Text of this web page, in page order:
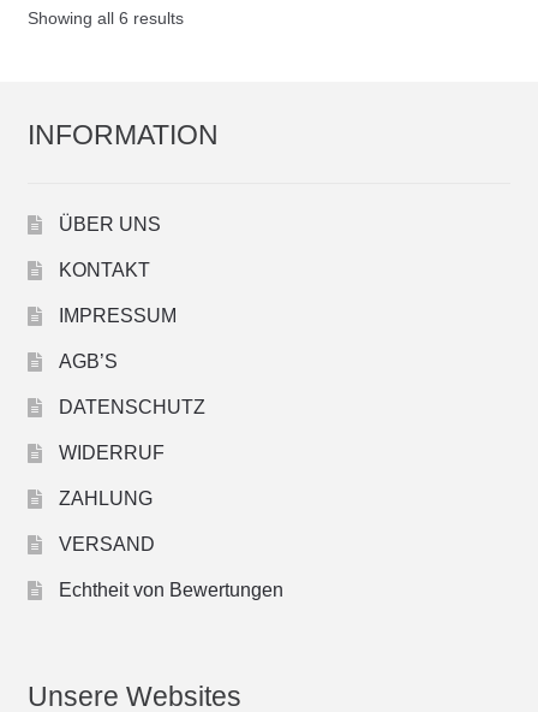
Showing all 6 results
INFORMATION
ÜBER UNS
KONTAKT
IMPRESSUM
AGB’S
DATENSCHUTZ
WIDERRUF
ZAHLUNG
VERSAND
Echtheit von Bewertungen
Unsere Websites